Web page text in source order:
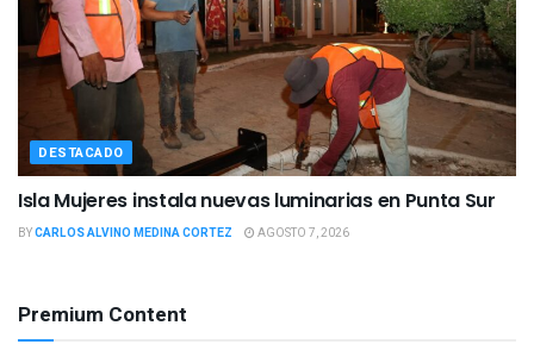
DESTACADO
Isla Mujeres instala nuevas luminarias en Punta Sur
BYCARLOS ALVINO MEDINA CORTEZ AGOSTO 7, 2026
Premium Content